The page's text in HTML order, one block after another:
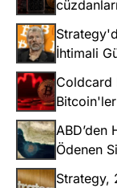
İhtimali
Coldcard
Bitcoin'ler
ABD’den
Ödenen
Strategy,